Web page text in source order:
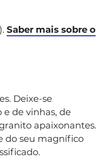
Saber mais sobre o
Deixe-se
de vinhas, de
apaixonantes.
do seu magnífico